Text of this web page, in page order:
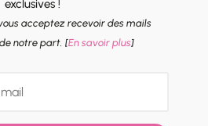
exclusives !
acceptez recevoir des mails
notre part. [En savoir plus]